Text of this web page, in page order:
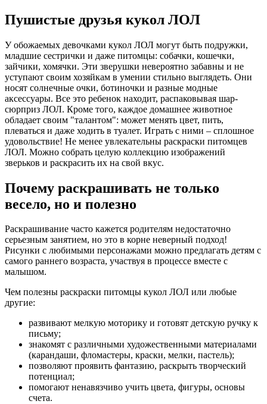
Пушистые друзья кукол ЛОЛ
У обожаемых девочками кукол ЛОЛ могут быть подружки,
младшие сестрички и даже питомцы: собачки, кошечки,
зайчики, хомячки. Эти зверушки невероятно забавны и не
уступают своим хозяйкам в умении стильно выглядеть. Они
носят солнечные очки, ботиночки и разные модные
аксессуары. Все это ребенок находит, распаковывая шар-
сюрприз ЛОЛ. Кроме того, каждое домашнее животное
обладает своим "талантом": может менять цвет, пить,
плеваться и даже ходить в туалет. Играть с ними – сплошное
удовольствие! Не менее увлекательны раскраски питомцев
ЛОЛ. Можно собрать целую коллекцию изображений
зверьков и раскрасить их на свой вкус.
Почему раскрашивать не только
весело, но и полезно
Раскрашивание часто кажется родителям недостаточно
серьезным занятием, но это в корне неверный подход!
Рисунки с любимыми персонажами можно предлагать детям с
самого раннего возраста, участвуя в процессе вместе с
малышом.
Чем полезны раскраски питомцы кукол ЛОЛ или любые
другие:
развивают мелкую моторику и готовят детскую ручку к
письму;
знакомят с различными художественными материалами
(карандаши, фломастеры, краски, мелки, пастель);
позволяют проявить фантазию, раскрыть творческий
потенциал;
помогают ненавязчиво учить цвета, фигуры, основы
счета.